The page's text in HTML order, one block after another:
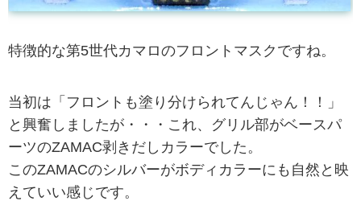
特徴的な第5世代カマロのフロントマスクですね。
当初は「フロントも塗り分けられてんじゃん！！」
と興奮しましたが・・・これ、グリル部がベースパ
ーツのZAMAC剥きだしカラーでした。
このZAMACのシルバーがボディカラーにも自然と映
えていい感じです。